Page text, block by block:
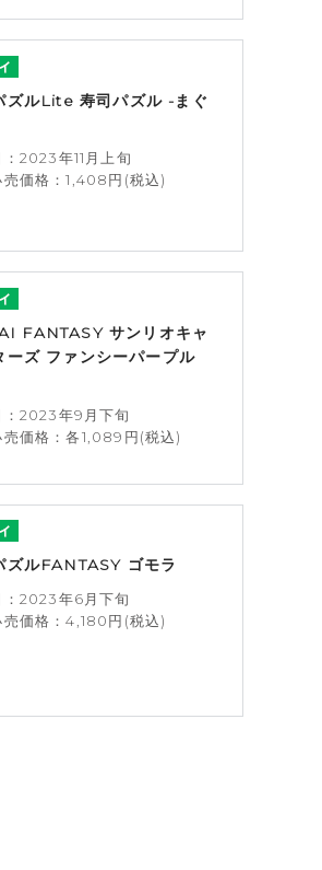
ズルLite 寿司パズル -まぐ
2023年11月上旬
売価格：1,408円(税込)
FANTASY サンリオキャ
ーズ ファンシーパープル
：2023年9月下旬
売価格：各1,089円(税込)
ズルFANTASY ゴモラ
：2023年6月下旬
売価格：4,180円(税込)